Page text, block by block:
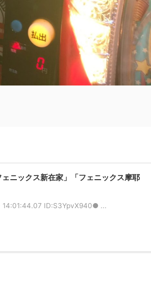
ニックス新在家」「フェニックス摩耶
14:01:44.07 ID:S3YpvX940● ...